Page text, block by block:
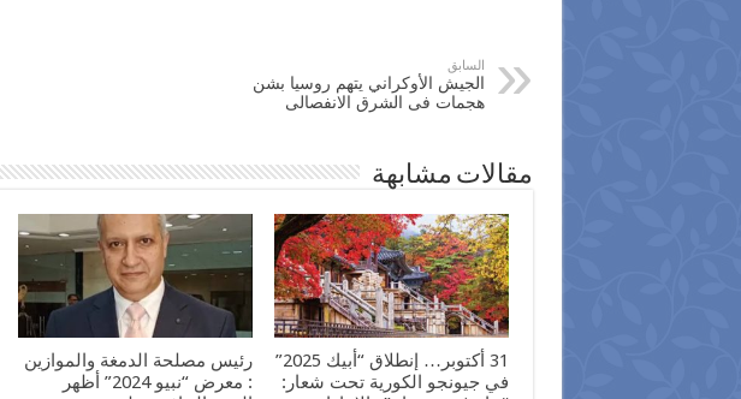
السابق
الجيش الأوكراني يتهم روسيا بشن
هجمات فى الشرق الانفصالى
مقالات مشابهة
31 أكتوبر… إنطلاق “أبيك 2025”
في جيونجو الكورية تحت شعار:
رئيس مصلحة الدمغة والموازين
: معرض “نبيو 2024” أظهر